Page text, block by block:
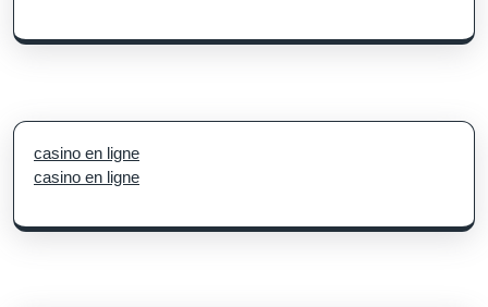
casino en ligne
casino en ligne